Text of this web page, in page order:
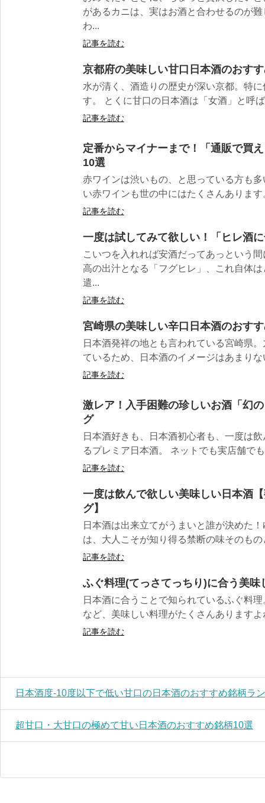
があるカニは、実はお酒と合わせるのが
わ...
記事を読む
京都府の美味しい甘口日本酒のおす
水が清く、酒造りの歴史が深い京都。特
す。 とくに甘口の日本酒は「女酒」と呼
記事を読む
定番からマイナーまで！「通販で買
10選
赤ワインは渋いもの、と思っている方も
い赤ワインも世の中にはたくさんありま
記事を読む
一度は試してみて欲しい！「ヒレ酒
こいつを入れれば安酒だってあっという
高の出汁となる「フグヒレ」、これ自体
遣...
記事を読む
宮崎県の美味しい辛口日本酒のおす
日本酒発祥の地とも言われている宮崎県
ているため、日本酒のイメージはあまり
記事を読む
激レア！入手困難の珍しいお酒「幻
グ
日本酒好きも、日本酒初心者も、一度は
るプレミア日本酒。 ネットでも実店舗で
記事を読む
一度は飲んで欲しい美味しい日本酒
グ】
日本酒は出来立てがうまいと誰が決めた
は、大人こそが知り得る禁断の味そのも
記事を読む
ふぐ料理(てっさてっちり)に合う美
日本酒に合うことで知られているふぐ料
など、美味しい料理がたくさんあります
記事を読む
日本酒度-10度以下で低い甘口の日本酒のおすすめ銘柄ラ
超甘口・大甘口の極めて甘い日本酒のおすすめ銘柄10選